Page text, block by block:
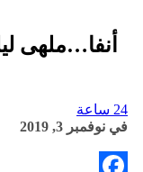
أنفا…ملهى
24 ساعة
في نوفمبر 3, 2019